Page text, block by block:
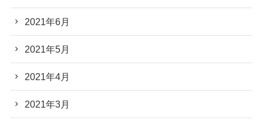
2021年6月
2021年5月
2021年4月
2021年3月